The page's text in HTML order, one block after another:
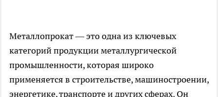
Металлопрокат — это одна из ключевых
категорий продукции металлургической
промышленности, которая широко
применяется в строительстве, машиностроении,
энергетике, транспорте и других сферах. Он